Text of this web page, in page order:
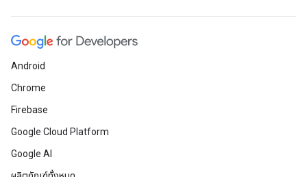
Android
Chrome
Firebase
Google Cloud Platform
Google AI